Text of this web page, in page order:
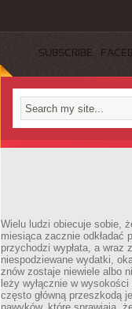
SUBSCRIBE
Wielu ludzi obiecuje sobie,
miesiąca zacznie odkładać
przychodzi wypłata, a wraz
niespodziewane wydatki,
znów zostaje niewiele albo
leży wyłącznie w
często główną przeszkodą